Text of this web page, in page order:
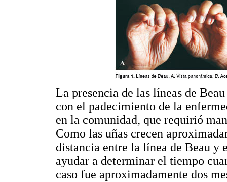
La presencia de las líneas de
con el padecimiento de la
en la comunidad, que requirió
Como las uñas crecen
distancia entre la línea de Beau y
ayudar a determinar el tiempo
caso fue aproximadamente dos